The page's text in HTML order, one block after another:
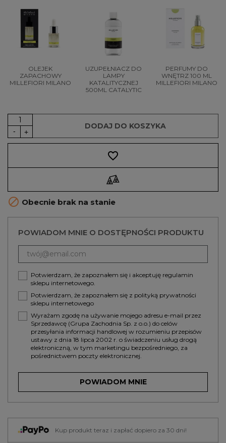
OLEJEK
ZAPACHOWY
MILLEFIORI MILANO
UZUPEŁNIACZ DO
LAMPY
KATALITYCZNEJ
500ML CATALYTIC
PERFUMY DO
WNĘTRZ 100 ML
MILLEFIORI MILANO
DODAJ DO KOSZYKA
favorite_border
 Obecnie brak na stanie
POWIADOM MNIE O DOSTĘPNOŚCI PRODUKTU
Potwierdzam, że zapoznałem się i akceptuję regulamin
sklepu internetowego.
Potwierdzam, że zapoznałem się z polityką prywatności
sklepu internetowego
Wyrażam zgodę na używanie mojego adresu e-mail przez
Sprzedawcę (Grupa Zachodnia Sp. z o.o.) do celów
przesyłania informacji handlowej w rozumieniu przepisów
ustawy z dnia 18 lipca 2002 r. o świadczeniu usług drogą
elektroniczną, w tym marketingu bezpośredniego, za
pośrednictwem poczty elektronicznej.
POWIADOM MNIE
Kup produkt teraz i zapłać dopiero za 30 dni!